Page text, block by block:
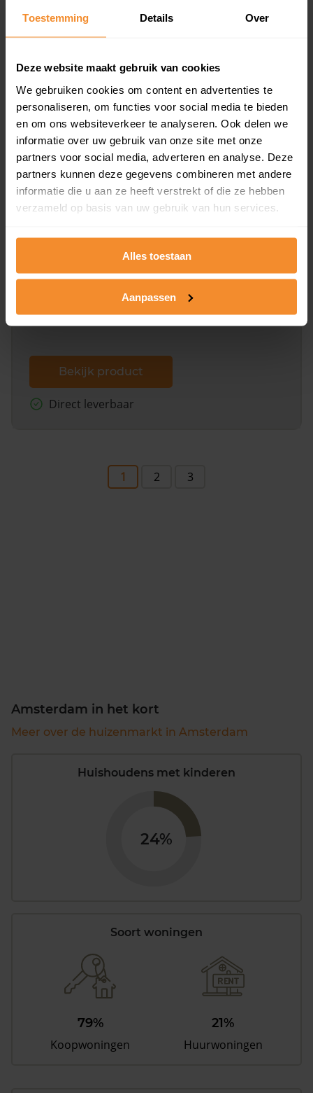
Toestemming Details Over
Deze website maakt gebruik van cookies
We gebruiken cookies om content en advertenties te
personaliseren, om functies voor social media te bieden
en om ons websiteverkeer te analyseren. Ook delen we
informatie over uw gebruik van onze site met onze
partners voor social media, adverteren en analyse. Deze
partners kunnen deze gegevens combineren met andere
informatie die u aan ze heeft verstrekt of die ze hebben
verzameld op basis van uw gebruik van hun services.
Alles toestaan
Aanpassen
Een overzicht van alle verkochte woningen (koopsom
en koopdatum) binnen een postcodegebied. Dit
Bekijk product
Direct leverbaar
Een uitgebreid overzicht van het perceel en
dit inclusief de luchtfoto!
Bekijk product
Direct leverbaar
1 2 3
Amsterdam in het kort
Meer over de huizenmarkt in Amsterdam
Huishoudens met kinderen
24%
Soort woningen
79%
Koopwoningen
21%
Huurwoningen